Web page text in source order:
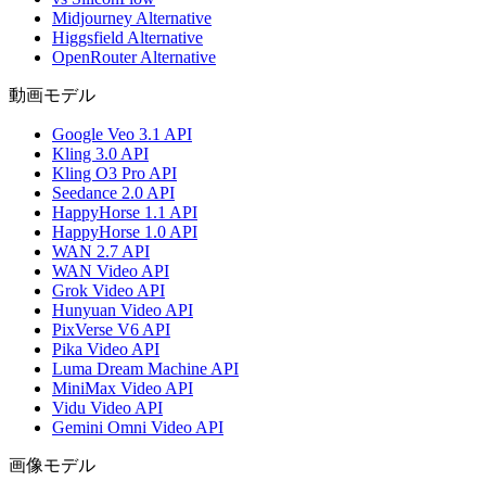
Midjourney Alternative
Higgsfield Alternative
OpenRouter Alternative
動画モデル
Google Veo 3.1 API
Kling 3.0 API
Kling O3 Pro API
Seedance 2.0 API
HappyHorse 1.1 API
HappyHorse 1.0 API
WAN 2.7 API
WAN Video API
Grok Video API
Hunyuan Video API
PixVerse V6 API
Pika Video API
Luma Dream Machine API
MiniMax Video API
Vidu Video API
Gemini Omni Video API
画像モデル